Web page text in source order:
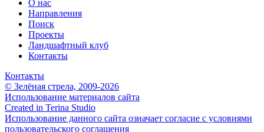
О нас
Направления
Поиск
Проекты
Ландшафтный клуб
Контакты
Контакты
© Зелёная стрела, 2009-2026
Использование материалов сайта
Created in Terina Studio
Использование данного сайта означает согласие с условиями
пользовательского соглашения